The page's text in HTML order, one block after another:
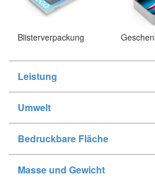
Blisterverpackung
Leistung
Umwelt
Bedruckbare Fläche
Masse und Gewicht